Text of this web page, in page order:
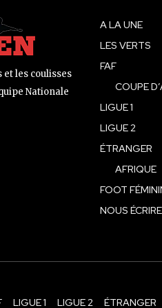
les coulisses
Nationale
A LA UNE
LES VERTS
FAF
COUPE
LIGUE 1
LIGUE 2
ÉTRANGER
AFRIQUE
FOOT
NOUS ÉCRIRE
LIGUE 1 LIGUE 2 ÉTRANGER